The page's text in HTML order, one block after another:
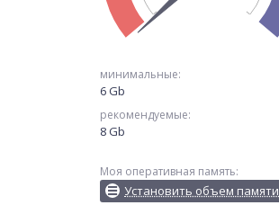
минимальные:
6 Gb
рекомендуемые:
8 Gb
Моя оперативная память:
Установить объем памяти